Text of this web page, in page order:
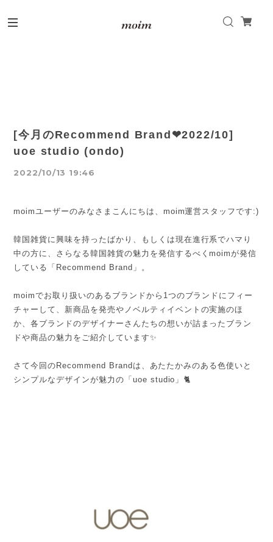
[今月のRecommend Brand❤2022/10]
uoe studio (ondo)
2022/10/13 19:46
moimユーザーのみなさまこんにちは、moim運営スタッフです:)
韓国雑貨に興味を持ったばかり、もしくは現在進行系でハマり
中の方に、さらなる韓国雑貨の魅力を発信するべくmoimが発信
している「Recommend Brand」。
moimでお取り扱いのあるブランドから1つのブランドにフィー
チャーして、新商品を発売やノベルティイベントの実施のほ
か、各ブランドのデザイナーさんたちの想いが詰まったブラン
ドや商品の魅力をご紹介しています✨
さて今回のRecommend Brandは、あたたかみのある色使いと
シンプルなデザインが魅力の「uoe studio」🐈